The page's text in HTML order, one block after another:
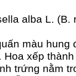
alba L. (B.
màu hung
xếp
trứng nằm